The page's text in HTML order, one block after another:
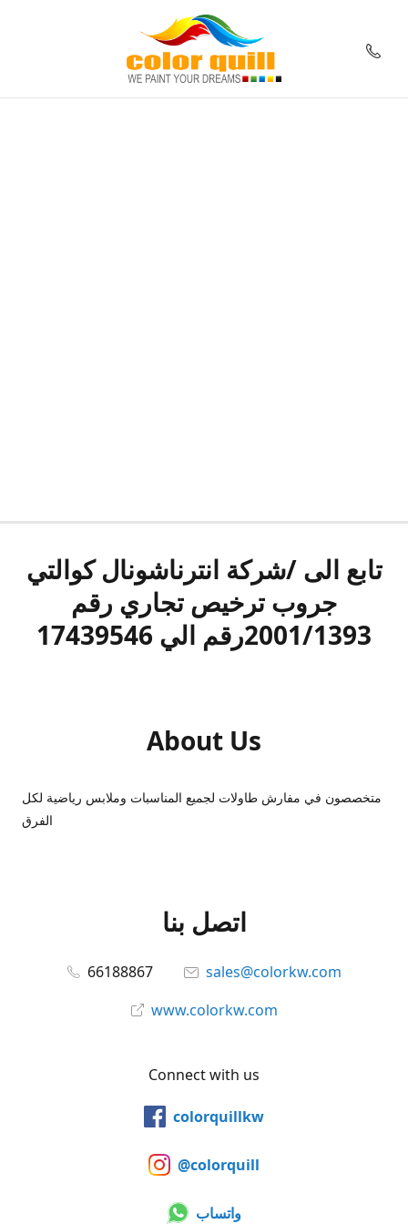
تابع الى /شركة انترناشونال كوالتي
جروب ترخيص تجاري رقم
2001/1393رقم الي 17439546
About Us
متخصصون في مفارش طاولات لجميع المناسبات وملابس رياضية لكل
الفرق
اتصل بنا
66188867
sales@colorkw.com
www.colorkw.com
Connect with us
colorquillkw
@colorquill
واتساب